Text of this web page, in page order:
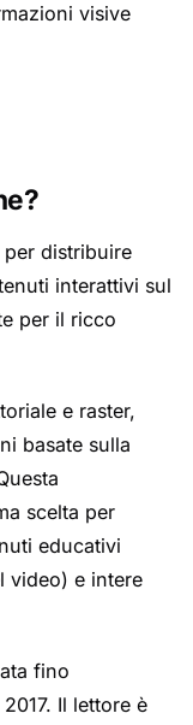
visive
distribuire
interattivi sul
per il ricco
e raster,
basate sulla
scelta per
educativi
video) e intere
fino
Il lettore è